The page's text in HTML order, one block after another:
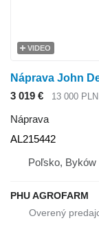
VIDEO
3 019 € 13 000 PLN
Náprava
AL215442
Poľsko, Byków
PHU AGROFARM